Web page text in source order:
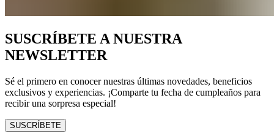
SUSCRÍBETE A NUESTRA
NEWSLETTER
Sé el primero en conocer nuestras últimas novedades, beneficios
exclusivos y experiencias. ¡Comparte tu fecha de cumpleaños para
recibir una sorpresa especial!
SUSCRÍBETE